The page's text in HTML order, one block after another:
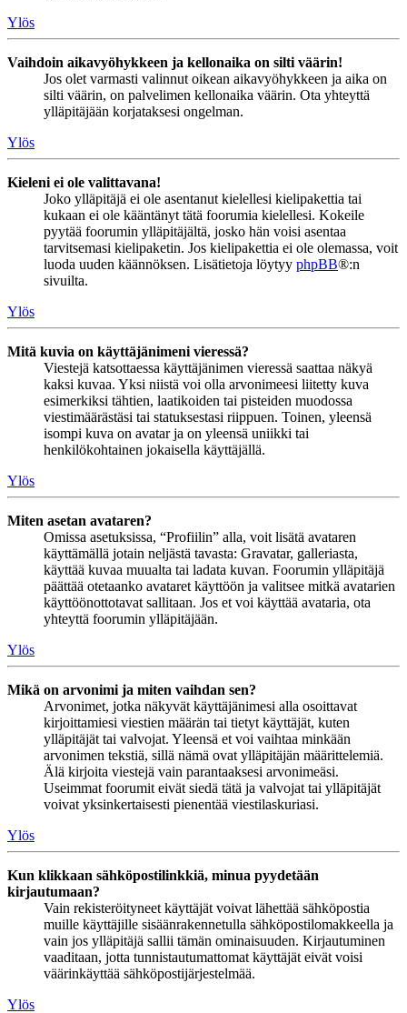
Ylös
Vaihdoin aikavyöhykkeen ja kellonaika on silti väärin!
Jos olet varmasti valinnut oikean aikavyöhykkeen ja aika on
silti väärin, on palvelimen kellonaika väärin. Ota yhteyttä
ylläpitäjään korjataksesi ongelman.
Ylös
Kieleni ei ole valittavana!
Joko ylläpitäjä ei ole asentanut kielellesi kielipakettia tai
kukaan ei ole kääntänyt tätä foorumia kielellesi. Kokeile
pyytää foorumin ylläpitäjältä, josko hän voisi asentaa
tarvitsemasi kielipaketin. Jos kielipakettia ei ole olemassa, voit
luoda uuden käännöksen. Lisätietoja löytyy phpBB®:n
sivuilta.
Ylös
Mitä kuvia on käyttäjänimeni vieressä?
Viestejä katsottaessa käyttäjänimen vieressä saattaa näkyä
kaksi kuvaa. Yksi niistä voi olla arvonimeesi liitetty kuva
esimerkiksi tähtien, laatikoiden tai pisteiden muodossa
viestimäärästäsi tai statuksestasi riippuen. Toinen, yleensä
isompi kuva on avatar ja on yleensä uniikki tai
henkilökohtainen jokaisella käyttäjällä.
Ylös
Miten asetan avataren?
Omissa asetuksissa, “Profiilin” alla, voit lisätä avataren
käyttämällä jotain neljästä tavasta: Gravatar, galleriasta,
käyttää kuvaa muualta tai ladata kuvan. Foorumin ylläpitäjä
päättää otetaanko avataret käyttöön ja valitsee mitkä avatarien
käyttöönottotavat sallitaan. Jos et voi käyttää avataria, ota
yhteyttä foorumin ylläpitäjään.
Ylös
Mikä on arvonimi ja miten vaihdan sen?
Arvonimet, jotka näkyvät käyttäjänimesi alla osoittavat
kirjoittamiesi viestien määrän tai tietyt käyttäjät, kuten
ylläpitäjät tai valvojat. Yleensä et voi vaihtaa minkään
arvonimen tekstiä, sillä nämä ovat ylläpitäjän määrittelemiä.
Älä kirjoita viestejä vain parantaaksesi arvonimeäsi.
Useimmat foorumit eivät siedä tätä ja valvojat tai ylläpitäjät
voivat yksinkertaisesti pienentää viestilaskuriasi.
Ylös
Kun klikkaan sähköpostilinkkiä, minua pyydetään
kirjautumaan?
Vain rekisteröityneet käyttäjät voivat lähettää sähköpostia
muille käyttäjille sisäänrakennetulla sähköpostilomakkeella ja
vain jos ylläpitäjä sallii tämän ominaisuuden. Kirjautuminen
vaaditaan, jotta tunnistautumattomat käyttäjät eivät voisi
väärinkäyttää sähköpostijärjestelmää.
Ylös